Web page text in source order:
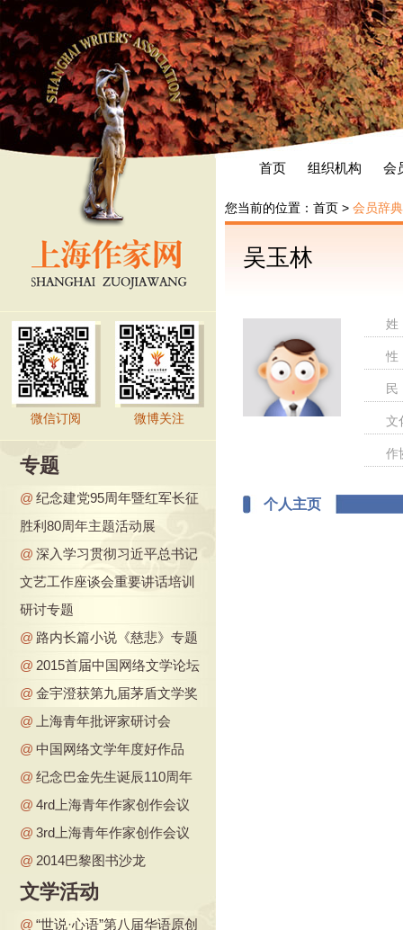
首页 组织机构 会
微信订阅 微博关注
专题
@ 纪念建党95周年暨红军长征
胜利80周年主题活动展
@ 深入学习贯彻习近平总书记
文艺工作座谈会重要讲话培训
研讨专题
@ 路内长篇小说《慈悲》专题
@ 2015首届中国网络文学论坛
@ 金宇澄获第九届茅盾文学奖
@
上海青年批评家研讨会
@ 中国网络文学年度好作品
@ 纪念巴金先生诞辰110周年
@ 4rd上海青年作家创作会议
@ 3rd上海青年作家创作会议
@ 2014巴黎图书沙龙
文学活动
@ “世说·心语”第八届华语原创
您当前的位置： 首页 > 会员辞典
吴玉林
文
作
个人主页